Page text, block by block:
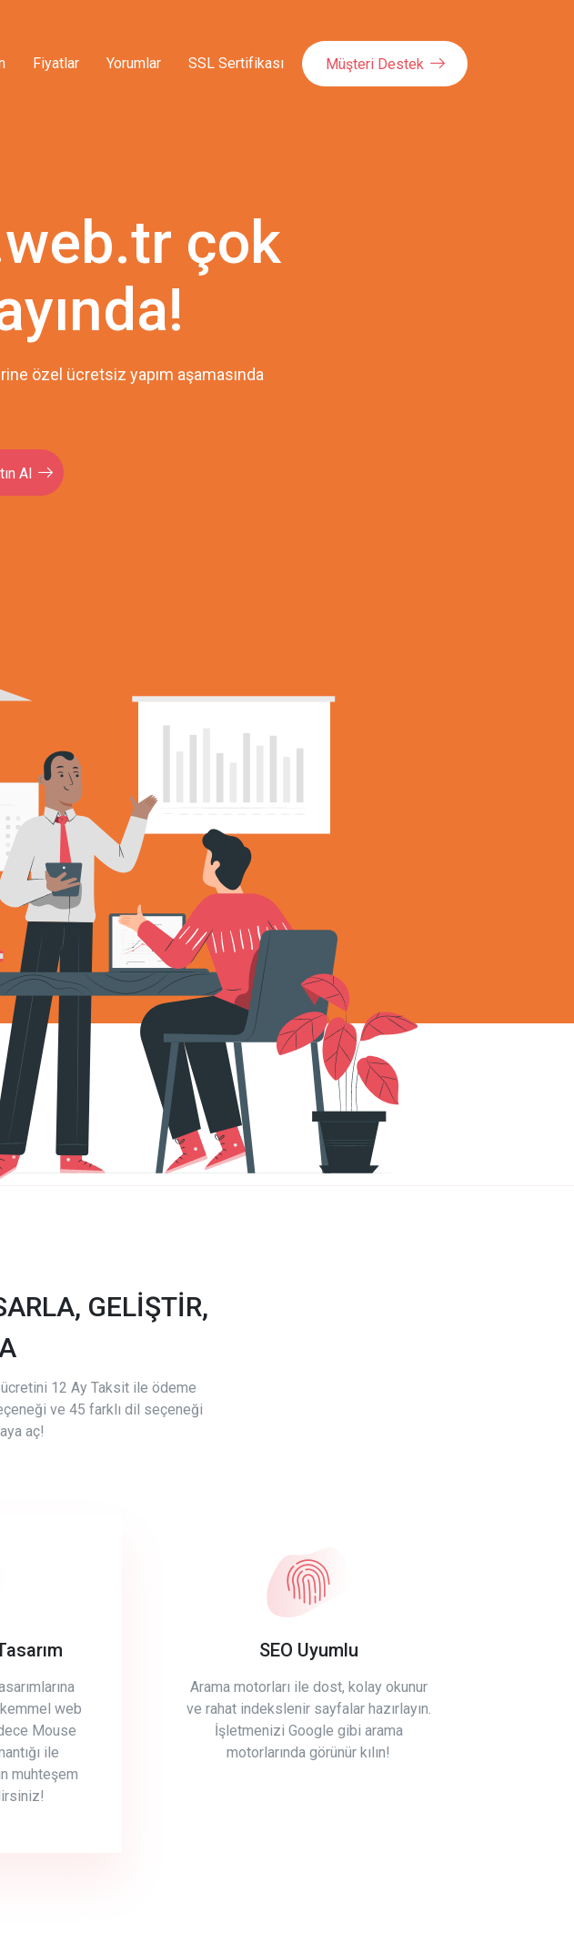
Fiyatlar Yorumlar SSL Sertifikası Müşteri Destek
çok
özel ücretsiz yapım aşamasında
Al
GELİŞTİR,
12 Ay Taksit ile ödeme
ve 45 farklı dil seçeneği
aç!
web
Mouse
ile
muhteşem
SEO Uyumlu
Arama motorları ile dost, kolay okunur
ve rahat indekslenir sayfalar hazırlayın.
İşletmenizi Google gibi arama
motorlarında görünür kılın!